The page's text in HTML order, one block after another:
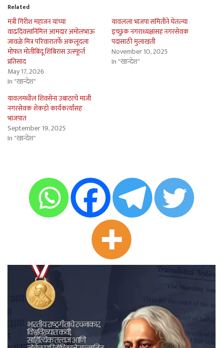
Related
मंत्री गिरीश महाजन यांच्या
वाढदिवसानिमित्त आमदार अमोलभाऊ
जावळे मित्र परिवारातर्फे अकलूदला
मोफत मोतीबिंदू शिबिरास उत्स्फूर्त
प्रतिसाद
May 17, 2026
In "खान्देश"
यावलला भाजपा समितीने घेतल्या
इच्छुक नगराध्यक्षांसह नगरसेवक
पदासाठी मुलाखती
November 10, 2025
In "खान्देश"
यावलमधील शिवसेना उबाठाचे माजी
नगरसेवक शेकडो कार्यकर्त्यांसह
भाजपात
September 19, 2025
In "खान्देश"